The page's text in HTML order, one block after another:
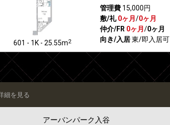
601 - 1K - 25.55m2
管理費15,000円
敷/礼 0ヶ月/0ヶ月
仲介/FR 0ヶ月/0ヶ月
向き/入居東/即入居可
細を見る
アーバンパーク入谷